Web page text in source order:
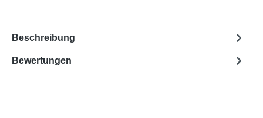
Beschreibung
Bewertungen